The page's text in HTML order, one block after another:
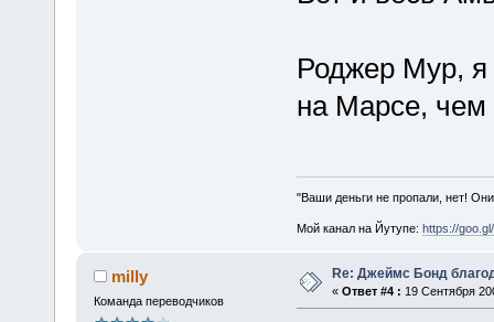
Роджер Мур, я
на Марсе, чем
"Ваши деньги не пропали, нет!
Мой канал на Йутупе: https://
milly
Команда переводчиков
Re: Джеймс Бонд
« Ответ #4 : 19 Сентября